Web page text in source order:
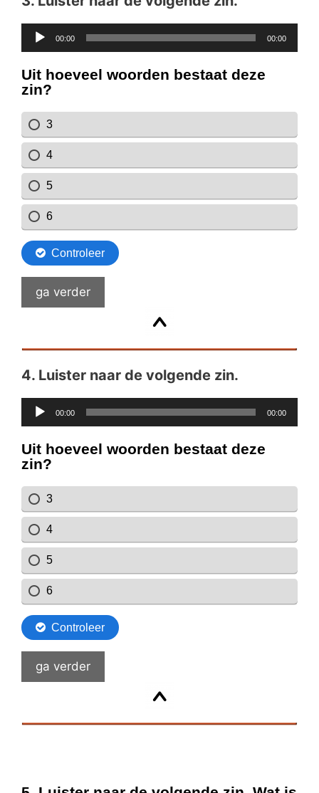
Audiospeler
00:00 00:00
ga verder
4. Luister naar de volgende zin.
Audiospeler
00:00 00:00
ga verder